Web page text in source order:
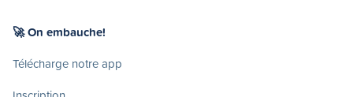
🚀 On embauche!
Télécharge notre app